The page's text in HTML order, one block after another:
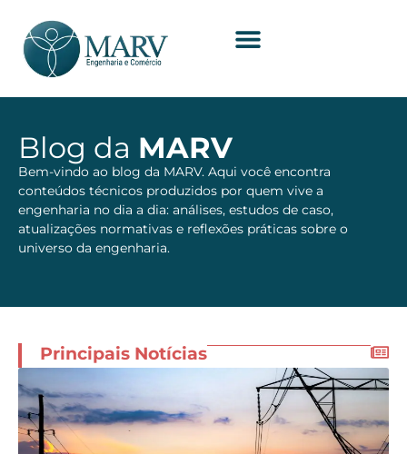
Blog da MARV
Bem-vindo ao blog da MARV. Aqui você encontra
conteúdos técnicos produzidos por quem vive a
engenharia no dia a dia: análises, estudos de caso,
atualizações normativas e reflexões práticas sobre o
universo da engenharia.
Principais Notícias